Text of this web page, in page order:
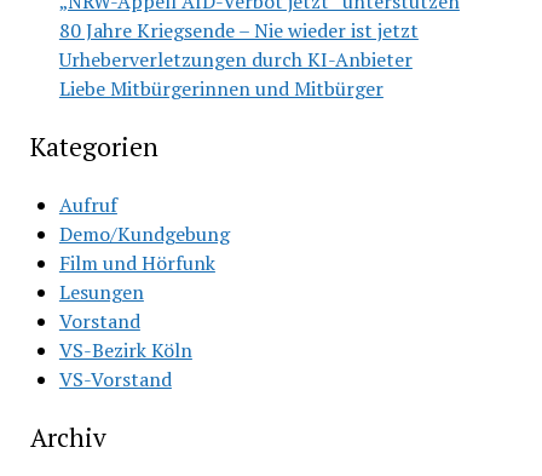
80 Jahre Kriegsende – Nie wieder ist jetzt
Urheberverletzungen durch KI-Anbieter
Liebe Mitbürgerinnen und Mitbürger
Kategorien
Aufruf
Demo/Kundgebung
Film und Hörfunk
Lesungen
Vorstand
VS-Bezirk Köln
VS-Vorstand
Archiv